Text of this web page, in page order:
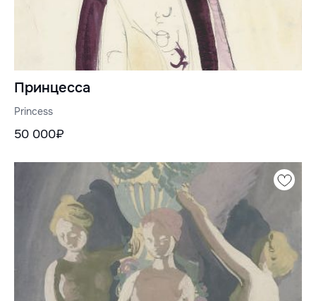
Принцесса
Princess
50 000₽